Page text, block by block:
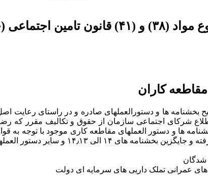
های ۱۴ جدید در آمد)
کاران
ها و دستورالعملهای صادره و در راستای رعایت
شرکای اجتماعی سازمان از حقوق و تکالیف مقرر که
ها و دستور العملهای مقاطعه کاری موجود با توجه به
و مکاتبات مغایر با این بخشنامه می گردد.
شدگان
عمرانی تملک داریی های سرمایه ای دولت